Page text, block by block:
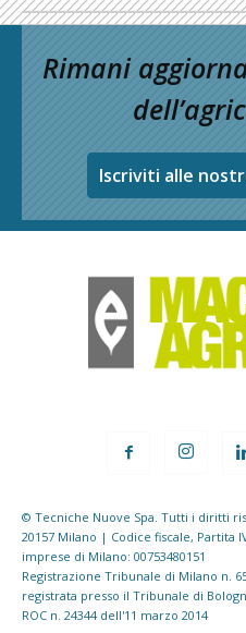
Rimani
Iscriviti alle
© Tecniche Nuove Spa. Tutti i diritti
20157 Milano | Codice fiscale, Partita
imprese di Milano: 00753480151
Registrazione Tribunale di Milano n.
registrata presso il Tribunale di
ROC n. 24344 dell'11 marzo 2014